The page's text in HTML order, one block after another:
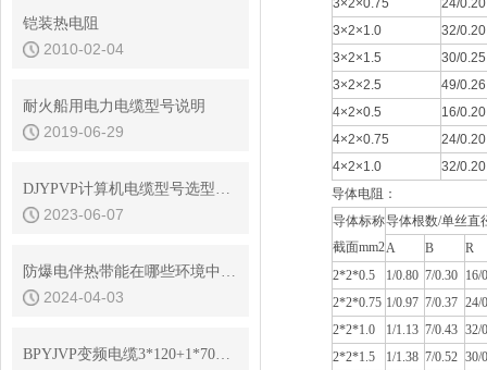
铠装热电阻
2010-02-04
耐火船用电力电缆型号说明
2019-06-29
DJYPVP计算机电缆型号选型说明
2023-06-07
防爆电伴热带能在哪些环境中安全使用
2024-04-03
BPYJVP变频电缆3*120+1*70产品规格书
3×2×0.75
24/0.20
3×2×1.0
32/0.20
3×2×1.5
30/0.25
3×2×2.5
49/0.26
4×2×0.5
16/0.20
4×2×0.75
24/0.20
4×2×1.0
32/0.20
导体电阻：
导体标称
截面mm2
导体根数/单丝直
A
B
R
2*2*0.5
1/0.80 7/0.30 16/
2*2*0.75 1/0.97 7/0.37 24/
2*2*1.0
1/1.13 7/0.43 32/
2*2*1.5
1/1.38 7/0.52 30/